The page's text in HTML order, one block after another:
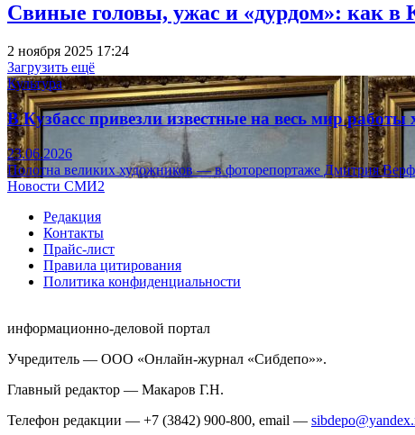
Свиные головы, ужас и «дурдом»: как в
2 ноября 2025 17:24
Загрузить ещё
Культура
В Кузбасс привезли известные на весь мир
23.06.2026
Полотна великих художников — в фоторепортаже Дмитрия
Новости СМИ2
Редакция
Контакты
Прайс-лист
Правила цитирования
Политика конфиденциальности
информационно-деловой портал
Учредитель — ООО «Онлайн-журнал «Сибдепо»».
Главный редактор — Макаров Г.Н.
Телефон редакции — +7 (3842) 900-800, email —